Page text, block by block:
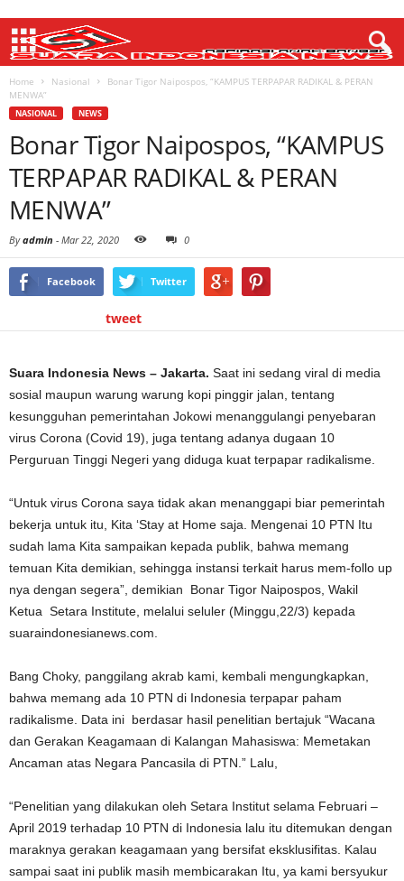
Home Nasional
Bonar Tigor Naipospos, “KAMPUS TERPAPAR RADIKAL & PERAN
MENWA”
NASIONAL NEWS
Bonar Tigor Naipospos, “KAMPUS
TERPAPAR RADIKAL & PERAN
MENWA”
Byadmin - Mar 22, 2020 0
Facebook Twitter
tweet
Suara Indonesia News – Jakarta. Saat ini sedang viral di media
sosial maupun warung warung kopi pinggir jalan, tentang
kesungguhan pemerintahan Jokowi menanggulangi penyebaran
virus Corona (Covid 19), juga tentang adanya dugaan 10
Perguruan Tinggi Negeri yang diduga kuat terpapar radikalisme.
“Untuk virus Corona saya tidak akan menanggapi biar pemerintah
bekerja untuk itu, Kita ‘Stay at Home saja. Mengenai 10 PTN Itu
sudah lama Kita sampaikan kepada publik, bahwa memang
temuan Kita demikian, sehingga instansi terkait harus mem-follo up
nya dengan segera”, demikian Bonar Tigor Naipospos, Wakil
Ketua Setara Institute, melalui seluler (Minggu,22/3) kepada
suaraindonesianews.com.
Bang Choky, panggilang akrab kami, kembali mengungkapkan,
bahwa memang ada 10 PTN di Indonesia terpapar paham
radikalisme. Data ini berdasar hasil penelitian bertajuk “Wacana
dan Gerakan Keagamaan di Kalangan Mahasiswa: Memetakan
Ancaman atas Negara Pancasila di PTN.” Lalu,
“Penelitian yang dilakukan oleh Setara Institut selama Februari –
April 2019 terhadap 10 PTN di Indonesia lalu itu ditemukan dengan
maraknya gerakan keagamaan yang bersifat eksklusifitas. Kalau
sampai saat ini publik masih membicarakan Itu, ya kami bersyukur